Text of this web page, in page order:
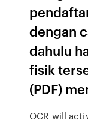
dengan
dahulu
fisik
(PDF)
OCR will